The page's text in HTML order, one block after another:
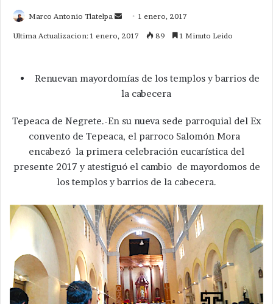
Marco Antonio Tlatelpa
Send1 enero, 2017
Ultima Actualizacion: 1 enero, 2017 89 1 Minuto Leido
Renuevan mayordomías de los templos y barrios de
la cabecera
Tepeaca de Negrete.-En su nueva sede parroquial del Ex
convento de Tepeaca, el parroco Salomón Mora
encabezó la primera celebración eucarística del
presente 2017 y atestiguó el cambio de mayordomos de
los templos y barrios de la cabecera.